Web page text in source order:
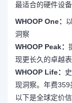
最适合的硬件设
WHOOP One：
洞察
WHOOP Peak：
现更长久的卓越
WHOOP Life：
现洞察。年费359
以下是全球定价信